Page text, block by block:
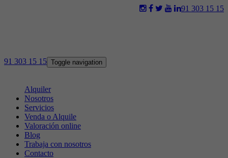
91 303 15 15
91 303 15 15 Toggle navigation
Alquiler
Nosotros
Servicios
Venda o Alquile
Valoración online
Blog
Trabaja con nosotros
Contacto